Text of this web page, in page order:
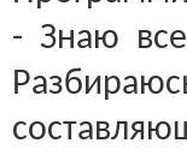
- Знаю